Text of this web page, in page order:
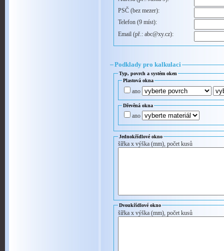
PSČ (bez mezer):
Telefon (9 míst):
Email (př.: abc@xy.cz):
Podklady pro kalkulaci
Typ, povrch a systém oken
Plastová okna
ano
Dřevěná okna
ano
Jednokřídlové okno
šířka x výška (mm), počet kusů
Dvoukřídlové okno
šířka x výška (mm), počet kusů